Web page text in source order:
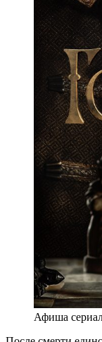
Афиша